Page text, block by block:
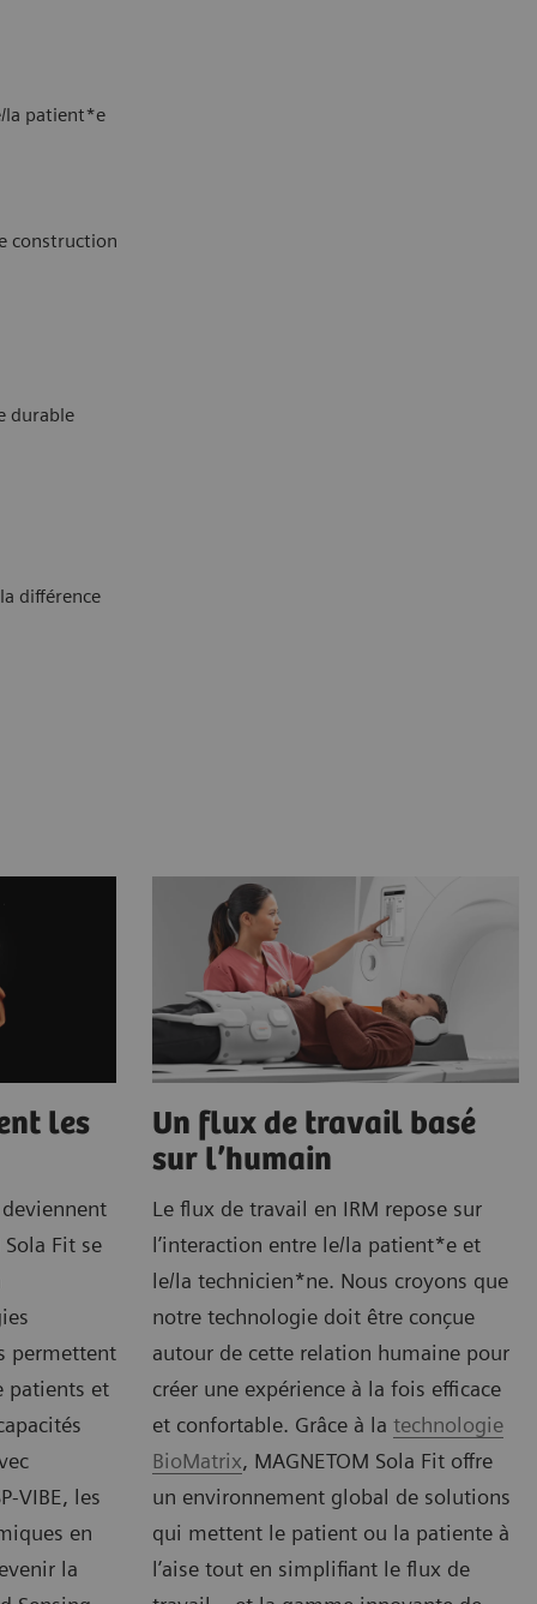
la patient*e
construction
durable
différence
les
Fit se
permettent
patients et
VIBE, les
en
la
Un flux de travail basé
sur l’humain
Le flux de travail en IRM repose sur
l’interaction entre le/la patient*e et
le/la technicien*ne. Nous croyons que
notre technologie doit être conçue
autour de cette relation humaine pour
créer une expérience à la fois efficace
et confortable. Grâce à la technologie
BioMatrix, MAGNETOM Sola Fit offre
un environnement global de solutions
qui mettent le patient ou la patiente à
l’aise tout en simplifiant le flux de